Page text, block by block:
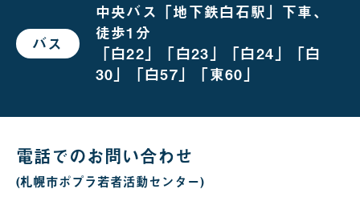
場
合
バス で
お
場
中央バス「地下鉄白石駅」下車、
徒歩1分
「白22」「白23」「白24」「白
30」「白57」「東60」
電話でのお問い合わせ
(札幌市ポプラ若者活動センター)